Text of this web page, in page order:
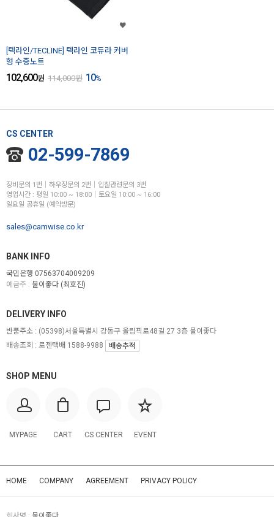
[텍라인/TECLINE] 텍라인 코듀라 커버
형 수중노트
102,600원 114,000원 10%
CS CENTER
02-599-7869
장비문의 1번│하우징문의 2번│입찰관련문의 3번
영업시간 : 평일 10:00 ~ 18:00│토요일 10:00 ~ 16:00
일요일 공휴일 (예약방문)
sales@camwise.co.kr
BANK INFO
국민은행 07563704009209
예금주 : 물이좋다 (최호진)
SHOP MENU
MYPAGE CART CS CENTER EVENT
DELIVERY INFO
반품주소 : (05398)서울특별시 강동구 올림픽로48길 27 3층 물이좋다
배송조회 : 로젠택배 1588-9988
배송추적
HOME COMPANY AGREEMENT PRIVACY POLICY